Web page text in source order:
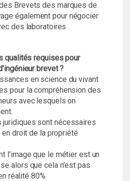
Brevets des marques de
également pour négocier
des laboratoires
qualités requises pour
brevet ?
en science du vivant
pour la compréhension des
avec lesquels on
juridiques sont nécessaires
droit de la propriété
l’image que le métier est un
alors que cela n’est pas
réalité 80%